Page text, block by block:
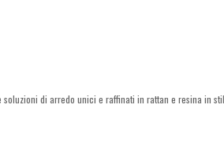
di arredo unici e raffinati in rattan e resina in